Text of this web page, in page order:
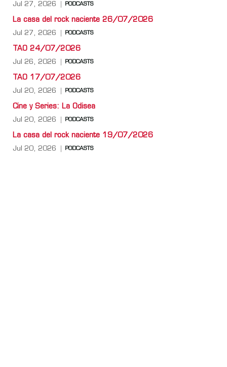
Jul 27, 2026 PODCASTS
La casa del rock naciente 26/07/2026
Jul 27, 2026 PODCASTS
TAO 24/07/2026
Jul 26, 2026 PODCASTS
TAO 17/07/2026
Jul 20, 2026 PODCASTS
Cine y Series: La Odisea
Jul 20, 2026 PODCASTS
La casa del rock naciente 19/07/2026
Jul 20, 2026 PODCASTS